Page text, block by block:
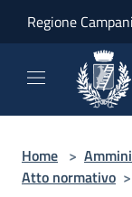
Regione
Home >
Atto normativo >